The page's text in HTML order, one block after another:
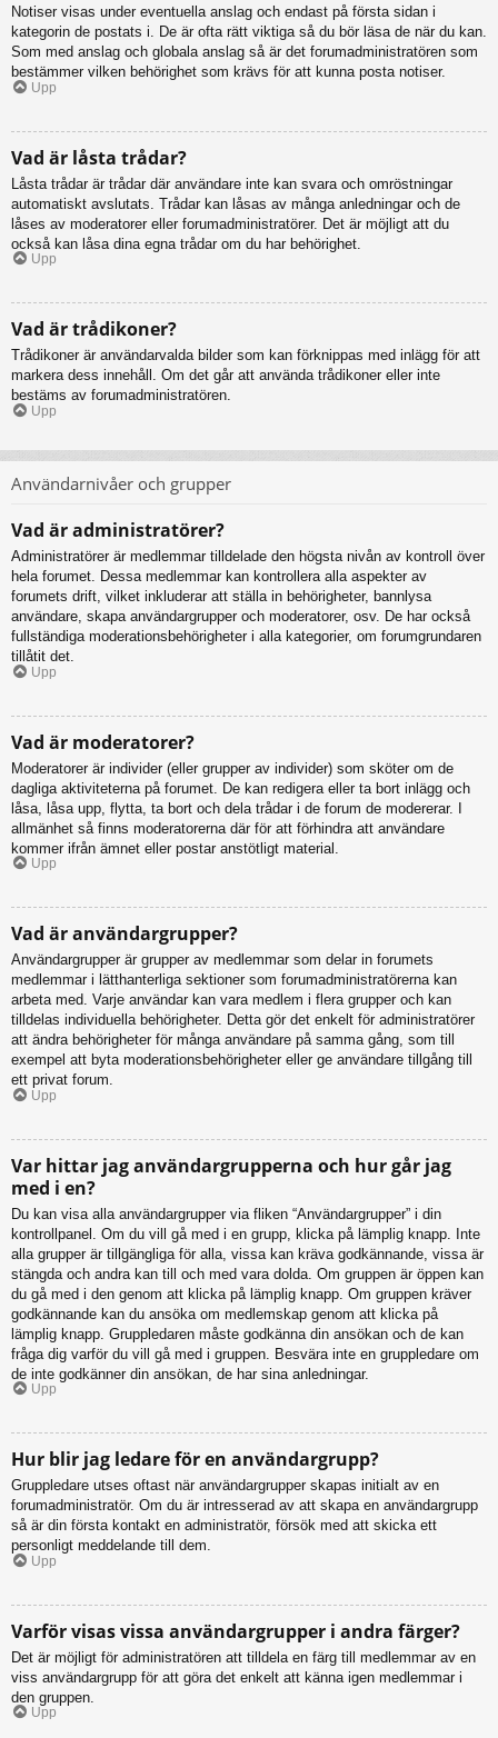
Notiser visas under eventuella anslag och endast på första sidan i
kategorin de postats i. De är ofta rätt viktiga så du bör läsa de när du kan.
Som med anslag och globala anslag så är det forumadministratören som
bestämmer vilken behörighet som krävs för att kunna posta notiser.
Upp
Vad är låsta trådar?
Låsta trådar är trådar där användare inte kan svara och omröstningar
automatiskt avslutats. Trådar kan låsas av många anledningar och de
låses av moderatorer eller forumadministratörer. Det är möjligt att du
också kan låsa dina egna trådar om du har behörighet.
Upp
Vad är trådikoner?
Trådikoner är användarvalda bilder som kan förknippas med inlägg för att
markera dess innehåll. Om det går att använda trådikoner eller inte
bestäms av forumadministratören.
Upp
Användarnivåer och grupper
Vad är administratörer?
Administratörer är medlemmar tilldelade den högsta nivån av kontroll över
hela forumet. Dessa medlemmar kan kontrollera alla aspekter av
forumets drift, vilket inkluderar att ställa in behörigheter, bannlysa
användare, skapa användargrupper och moderatorer, osv. De har också
fullständiga moderationsbehörigheter i alla kategorier, om forumgrundaren
tillåtit det.
Upp
Vad är moderatorer?
Moderatorer är individer (eller grupper av individer) som sköter om de
dagliga aktiviteterna på forumet. De kan redigera eller ta bort inlägg och
låsa, låsa upp, flytta, ta bort och dela trådar i de forum de modererar. I
allmänhet så finns moderatorerna där för att förhindra att användare
kommer ifrån ämnet eller postar anstötligt material.
Upp
Vad är användargrupper?
Användargrupper är grupper av medlemmar som delar in forumets
medlemmar i lätthanterliga sektioner som forumadministratörerna kan
arbeta med. Varje användar kan vara medlem i flera grupper och kan
tilldelas individuella behörigheter. Detta gör det enkelt för administratörer
att ändra behörigheter för många användare på samma gång, som till
exempel att byta moderationsbehörigheter eller ge användare tillgång till
ett privat forum.
Upp
Var hittar jag användargrupperna och hur går jag
med i en?
Du kan visa alla användargrupper via fliken “Användargrupper” i din
kontrollpanel. Om du vill gå med i en grupp, klicka på lämplig knapp. Inte
alla grupper är tillgängliga för alla, vissa kan kräva godkännande, vissa är
stängda och andra kan till och med vara dolda. Om gruppen är öppen kan
du gå med i den genom att klicka på lämplig knapp. Om gruppen kräver
godkännande kan du ansöka om medlemskap genom att klicka på
lämplig knapp. Gruppledaren måste godkänna din ansökan och de kan
fråga dig varför du vill gå med i gruppen. Besvära inte en gruppledare om
de inte godkänner din ansökan, de har sina anledningar.
Upp
Hur blir jag ledare för en användargrupp?
Gruppledare utses oftast när användargrupper skapas initialt av en
forumadministratör. Om du är intresserad av att skapa en användargrupp
så är din första kontakt en administratör, försök med att skicka ett
personligt meddelande till dem.
Upp
Varför visas vissa användargrupper i andra färger?
Det är möjligt för administratören att tilldela en färg till medlemmar av en
viss användargrupp för att göra det enkelt att känna igen medlemmar i
den gruppen.
Upp